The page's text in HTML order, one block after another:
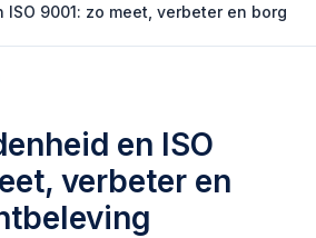
9001: zo meet, verbeter en borg
en ISO
verbeter en